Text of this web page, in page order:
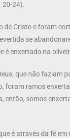
20-24).
de Cristo e foram
se
é enxertado na
que não faziam
foram ramos
então, somos
é através da fé